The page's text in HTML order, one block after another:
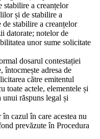
stabilire a creanțelor
și de stabilire a
stabilire a creanțelor
datorate; notelor de
unor sume solicitate
dosarul contestației
întocmește adresa de
către emitentul
toate actele, elementele și
răspuns legal și
cazul în care acestea nu
prevăzute în Procedura